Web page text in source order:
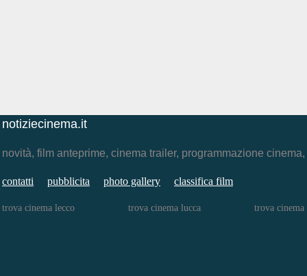
notiziecinema.it
novità, film anteprime, cinema trailer, programmazione
contatti pubblicita photo gallery classifica film
trova cinema lecco trova cinema lucca trova cinema